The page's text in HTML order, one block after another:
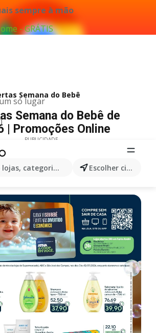
sempre à mão
- GRÁTIS
só lugar
lojas, categorias,produtos... Escolher cidade
Semana do Bebê
Semana do Bebê de
| Promoções Online
PUBLICIDADE